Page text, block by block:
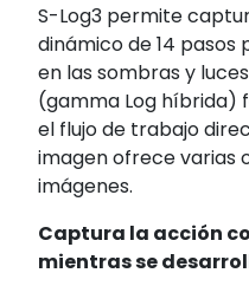
S-Log3 permite
dinámico de 14
en las sombras y
(gamma Log híbrida)
el flujo de trabajo
imagen ofrece varias
imágenes.
Captura la acción
mientras se